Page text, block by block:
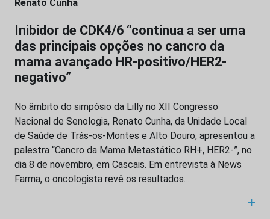
Renato Cunha
Inibidor de CDK4/6 “continua a ser uma
das principais opções no cancro da
mama avançado HR-positivo/HER2-
negativo”
No âmbito do simpósio da Lilly no XII Congresso
Nacional de Senologia, Renato Cunha, da Unidade Local
de Saúde de Trás-os-Montes e Alto Douro, apresentou a
palestra “Cancro da Mama Metastático RH+, HER2-”, no
dia 8 de novembro, em Cascais. Em entrevista à News
Farma, o oncologista revê os resultados…
+